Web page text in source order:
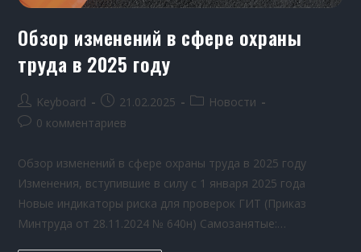
Обзор изменений в сфере охраны
труда в 2025 году
Keyboard 21.02.2025
Новости
0 комментариев
Обзор изменений в сфере охраны труда в 2025 году
Изменения, вступившие в силу с 1 января 2025 года
Новые индикаторы риска для проверок ГИТ (Приказ
Минтруда от 28.11.2024 № 640н) Самозанятые:…